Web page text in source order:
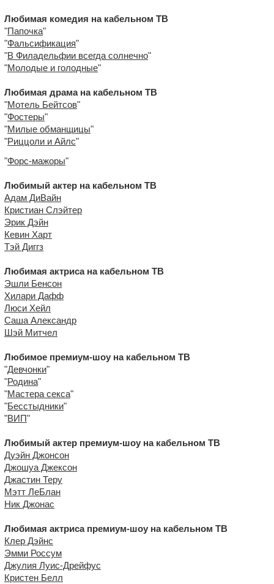
Любимая комедия на кабельном ТВ
"Папочка"
"Фальсификация"
"В Филадельфии всегда солнечно"
"Молодые и голодные"
Любимая драма на кабельном ТВ
"Мотель Бейтсов"
"Фостеры"
"Милые обманщицы"
"Риццоли и Айлс"
"Форс-мажоры"
Любимый актер на кабельном ТВ
Адам ДиВайн
Кристиан Слэйтер
Эрик Дэйн
Кевин Харт
Тэй Диггз
Любимая актриса на кабельном ТВ
Эшли Бенсон
Хилари Дафф
Люси Хейл
Саша Александр
Шэй Митчел
Любимое премиум-шоу на кабельном ТВ
"Девчонки"
"Родина"
"Мастера секса"
"Бесстыдники"
"ВИП"
Любимый актер премиум-шоу на кабельном ТВ
Дуэйн Джонсон
Джошуа Джексон
Джастин Теру
Мэтт ЛеБлан
Ник Джонас
Любимая актриса премиум-шоу на кабельном ТВ
Клер Дэйнс
Эмми Россум
Джулия Луис-Дрейфус
Кристен Белл